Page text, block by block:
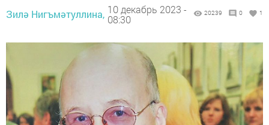
Зилә Нигъмәтуллина, 10 декабрь 2023 -
08:30
20239 0 1